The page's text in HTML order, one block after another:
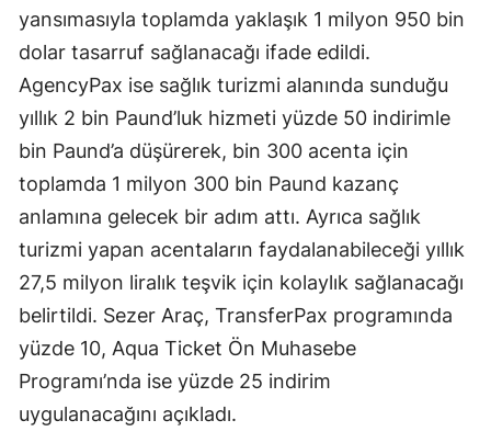
yansımasıyla toplamda yaklaşık 1 milyon 950 bin
dolar tasarruf sağlanacağı ifade edildi.
AgencyPax ise sağlık turizmi alanında sunduğu
yıllık 2 bin Paund’luk hizmeti yüzde 50 indirimle
bin Paund’a düşürerek, bin 300 acenta için
toplamda 1 milyon 300 bin Paund kazanç
anlamına gelecek bir adım attı. Ayrıca sağlık
turizmi yapan acentaların faydalanabileceği yıllık
27,5 milyon liralık teşvik için kolaylık sağlanacağı
belirtildi. Sezer Araç, TransferPax programında
yüzde 10, Aqua Ticket Ön Muhasebe
Programı’nda ise yüzde 25 indirim
uygulanacağını açıkladı.